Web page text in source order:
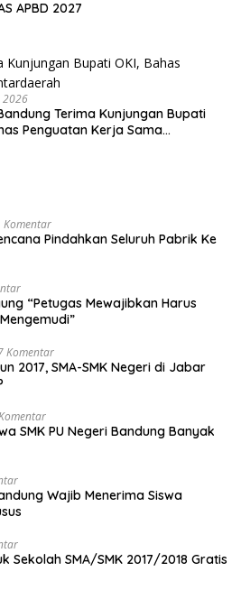
APBD 2027
2026
Terima Kunjungan Bupati
Penguatan Kerja Sama
Komentar
Pindahkan Seluruh Pabrik Ke
“Petugas Mewajibkan Harus
Komentar
SMK PU Negeri Bandung Banyak
Wajib Menerima Siswa
Sekolah SMA/SMK 2017/2018 Gratis